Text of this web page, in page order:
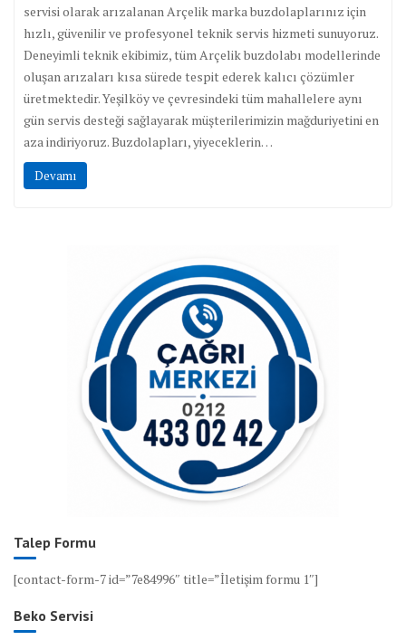
servisi olarak arızalanan Arçelik marka buzdolaplarınız için
hızlı, güvenilir ve profesyonel teknik servis hizmeti sunuyoruz.
Deneyimli teknik ekibimiz, tüm Arçelik buzdolabı modellerinde
oluşan arızaları kısa sürede tespit ederek kalıcı çözümler
üretmektedir. Yeşilköy ve çevresindeki tüm mahallelere aynı
gün servis desteği sağlayarak müşterilerimizin mağduriyetini en
aza indiriyoruz. Buzdolapları, yiyeceklerin…
Devamı
Talep Formu
[contact-form-7 id=”7e84996″ title=”İletişim formu 1″]
Beko Servisi